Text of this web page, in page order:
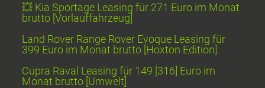
💥 Kia Sportage Leasing für 271 Euro im Monat
brutto [Vorlauffahrzeug]
Land Rover Range Rover Evoque Leasing für
399 Euro im Monat brutto [Hoxton Edition]
Cupra Raval Leasing für 149 [316] Euro im
Monat brutto [Umwelt]